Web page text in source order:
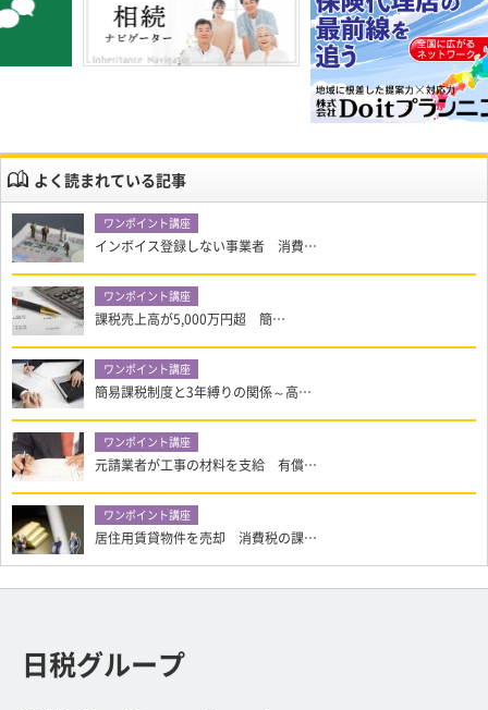
よく読まれている記事
インボイス登録しない事業者 消費…
課税売上高が5,000万円超 簡…
簡易課税制度と3年縛りの関係～高…
元請業者が工事の材料を支給 有償…
居住用賃貸物件を売却 消費税の課…
日税グループ